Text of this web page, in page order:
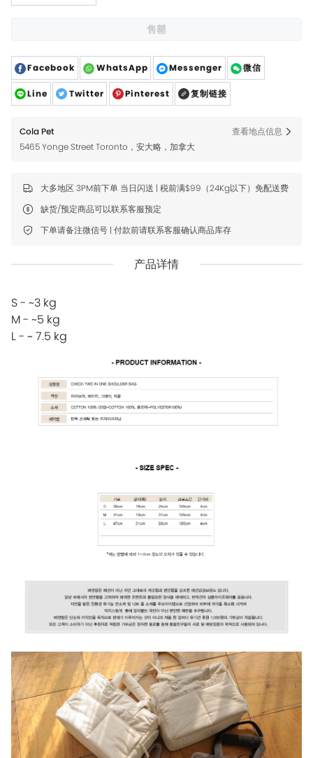
售罄
Facebook WhatsApp Messenger 微信
Line Twitter Pinterest 复制链接
Cola Pet
5465 Yonge Street Toronto，安大略，加拿大
查看地点信息
大多地区 3PM前下单 当日闪送 | 税前满$99（24Kg以下）免配送费
缺货/预定商品可以联系客服预定
下单请备注微信号 | 付款前请联系客服确认商品库存
产品详情
S - ~3 kg
M - ~5 kg
L - ~ 7.5 kg